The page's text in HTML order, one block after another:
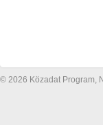
© 2026 Közadat Program,